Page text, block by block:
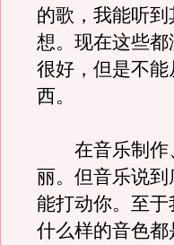
的歌，我能听
想。现在这些
很好，但是不
西。
在音乐制作、
丽。但音乐说
能打动你。至
什么样的音色